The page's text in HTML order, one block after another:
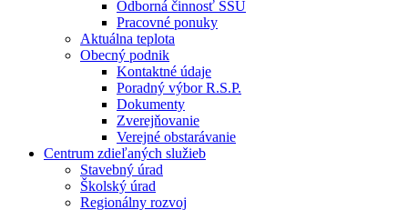
Odborná činnosť SŠÚ
Pracovné ponuky
Aktuálna teplota
Obecný podnik
Kontaktné údaje
Poradný výbor R.S.P.
Dokumenty
Zverejňovanie
Verejné obstarávanie
Centrum zdieľaných služieb
Stavebný úrad
Školský úrad
Regionálny rozvoj